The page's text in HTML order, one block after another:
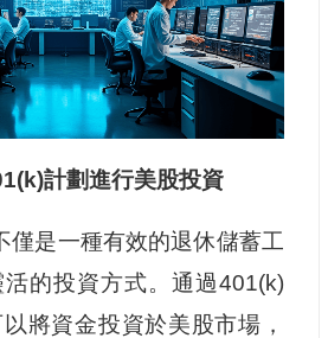
計劃進行美股投資
僅是一種有效的退休儲蓄工
的投資方式。通過401(k)
將資金投資於美股市場，